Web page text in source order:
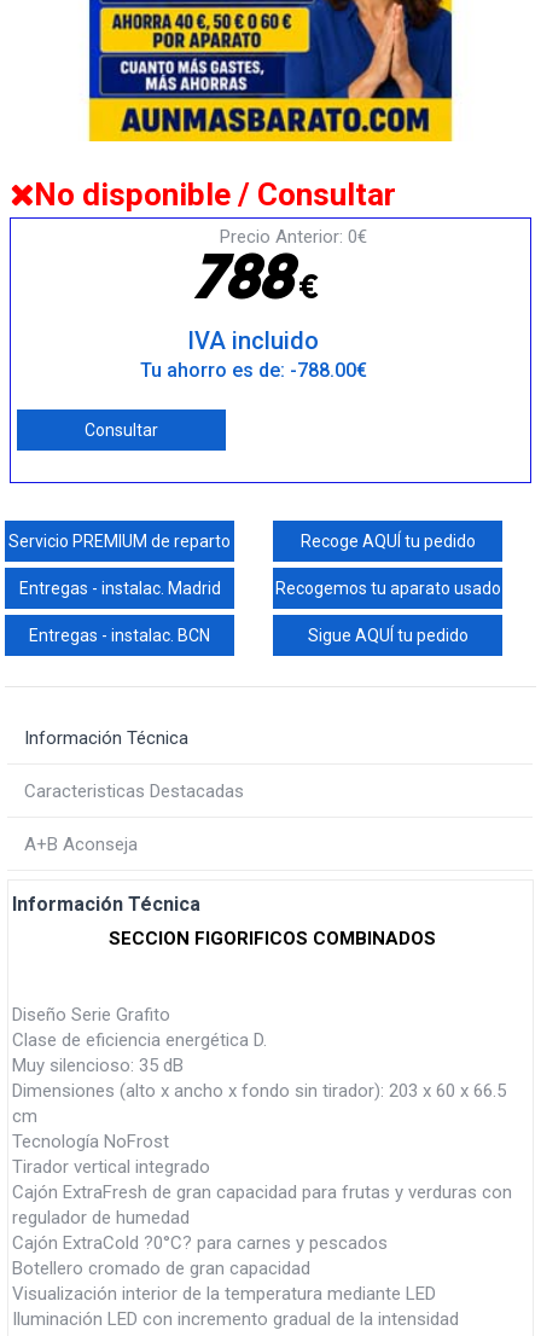
No disponible / Consultar
Precio Anterior: 0€
788€
IVA incluido
Tu ahorro es de: -788.00€
Consultar
Servicio PREMIUM de reparto Recoge AQUÍ tu pedido
Entregas - instalac. Madrid Recogemos tu aparato usado
Entregas - instalac. BCN Sigue AQUÍ tu pedido
Información Técnica
Caracteristicas Destacadas
A+B Aconseja
Información Técnica
SECCION FIGORIFICOS COMBINADOS
Diseño Serie Grafito
Clase de eficiencia energética D.
Muy silencioso: 35 dB
Dimensiones (alto x ancho x fondo sin tirador): 203 x 60 x 66.5
cm
Tecnología NoFrost
Tirador vertical integrado
Cajón ExtraFresh de gran capacidad para frutas y verduras con
regulador de humedad
Cajón ExtraCold ?0°C? para carnes y pescados
Botellero cromado de gran capacidad
Visualización interior de la temperatura mediante LED
Iluminación LED con incremento gradual de la intensidad